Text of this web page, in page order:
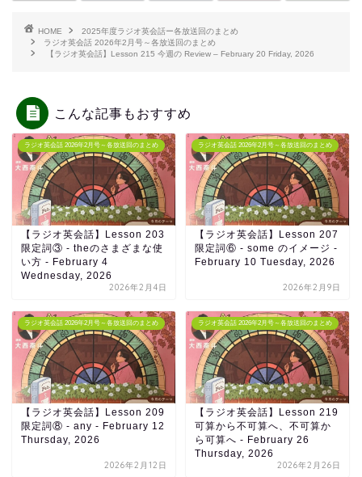
HOME
2025年度ラジオ英会話ー各放送回のまとめ
ラジオ英会話 2026年2月号～各放送回のまとめ
【ラジオ英会話】Lesson 215 今週の Review – February 20 Friday, 2026
こんな記事もおすすめ
ラジオ英会話 2026年2月号～各放送回のまとめ
【ラジオ英会話】Lesson 203
限定詞③ - theのさまざまな使
い方 - February 4
Wednesday, 2026
2026年2月4日
ラジオ英会話 2026年2月号～各放送回のまとめ
【ラジオ英会話】Lesson 207
限定詞⑥ - some のイメージ -
February 10 Tuesday, 2026
2026年2月9日
ラジオ英会話 2026年2月号～各放送回のまとめ
【ラジオ英会話】Lesson 209
限定詞⑧ - any - February 12
Thursday, 2026
2026年2月12日
ラジオ英会話 2026年2月号～各放送回のまとめ
【ラジオ英会話】Lesson 219
可算から不可算へ、不可算か
ら可算へ - February 26
Thursday, 2026
2026年2月26日